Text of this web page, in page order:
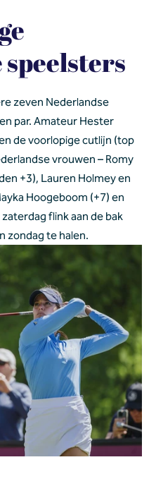
zeven Nederlandse
par. Amateur Hester
de voorlopige cutlijn (top
vrouwen – Romy
+3), Lauren Holmey en
Hoogeboom (+7) en
flink aan de bak
zondag te halen.